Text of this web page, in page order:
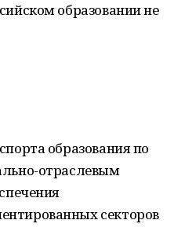
образовании не
образования по
отраслевым
секторов